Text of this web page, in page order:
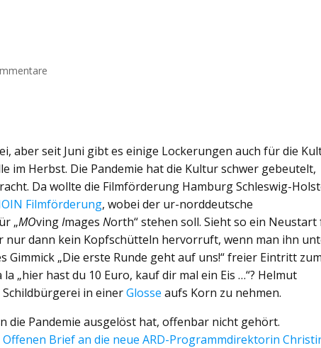
aber seit Juni gibt es einige Lockerungen auch für die
im Herbst. Die Pandemie hat die Kultur schwer gebeutelt,
Da wollte die Filmförderung Hamburg Schleswig-
Filmförderung, wobei der ur-norddeutsche
„MOvingImagesNorth“ stehen soll. Sieht so ein
nur dann kein Kopfschütteln hervorruft, wenn man ihn
Gimmick „Die erste Runde geht auf uns!“ freier Eintritt
„hier hast du 10 Euro, kauf dir mal ein Eis …“? Helmut
Schildbürgerei in einerGlosse aufs Korn zu nehmen.
die Pandemie ausgelöst hat, offenbar nicht gehört.
Offenen Brief an die neue ARD-Programmdirektorin